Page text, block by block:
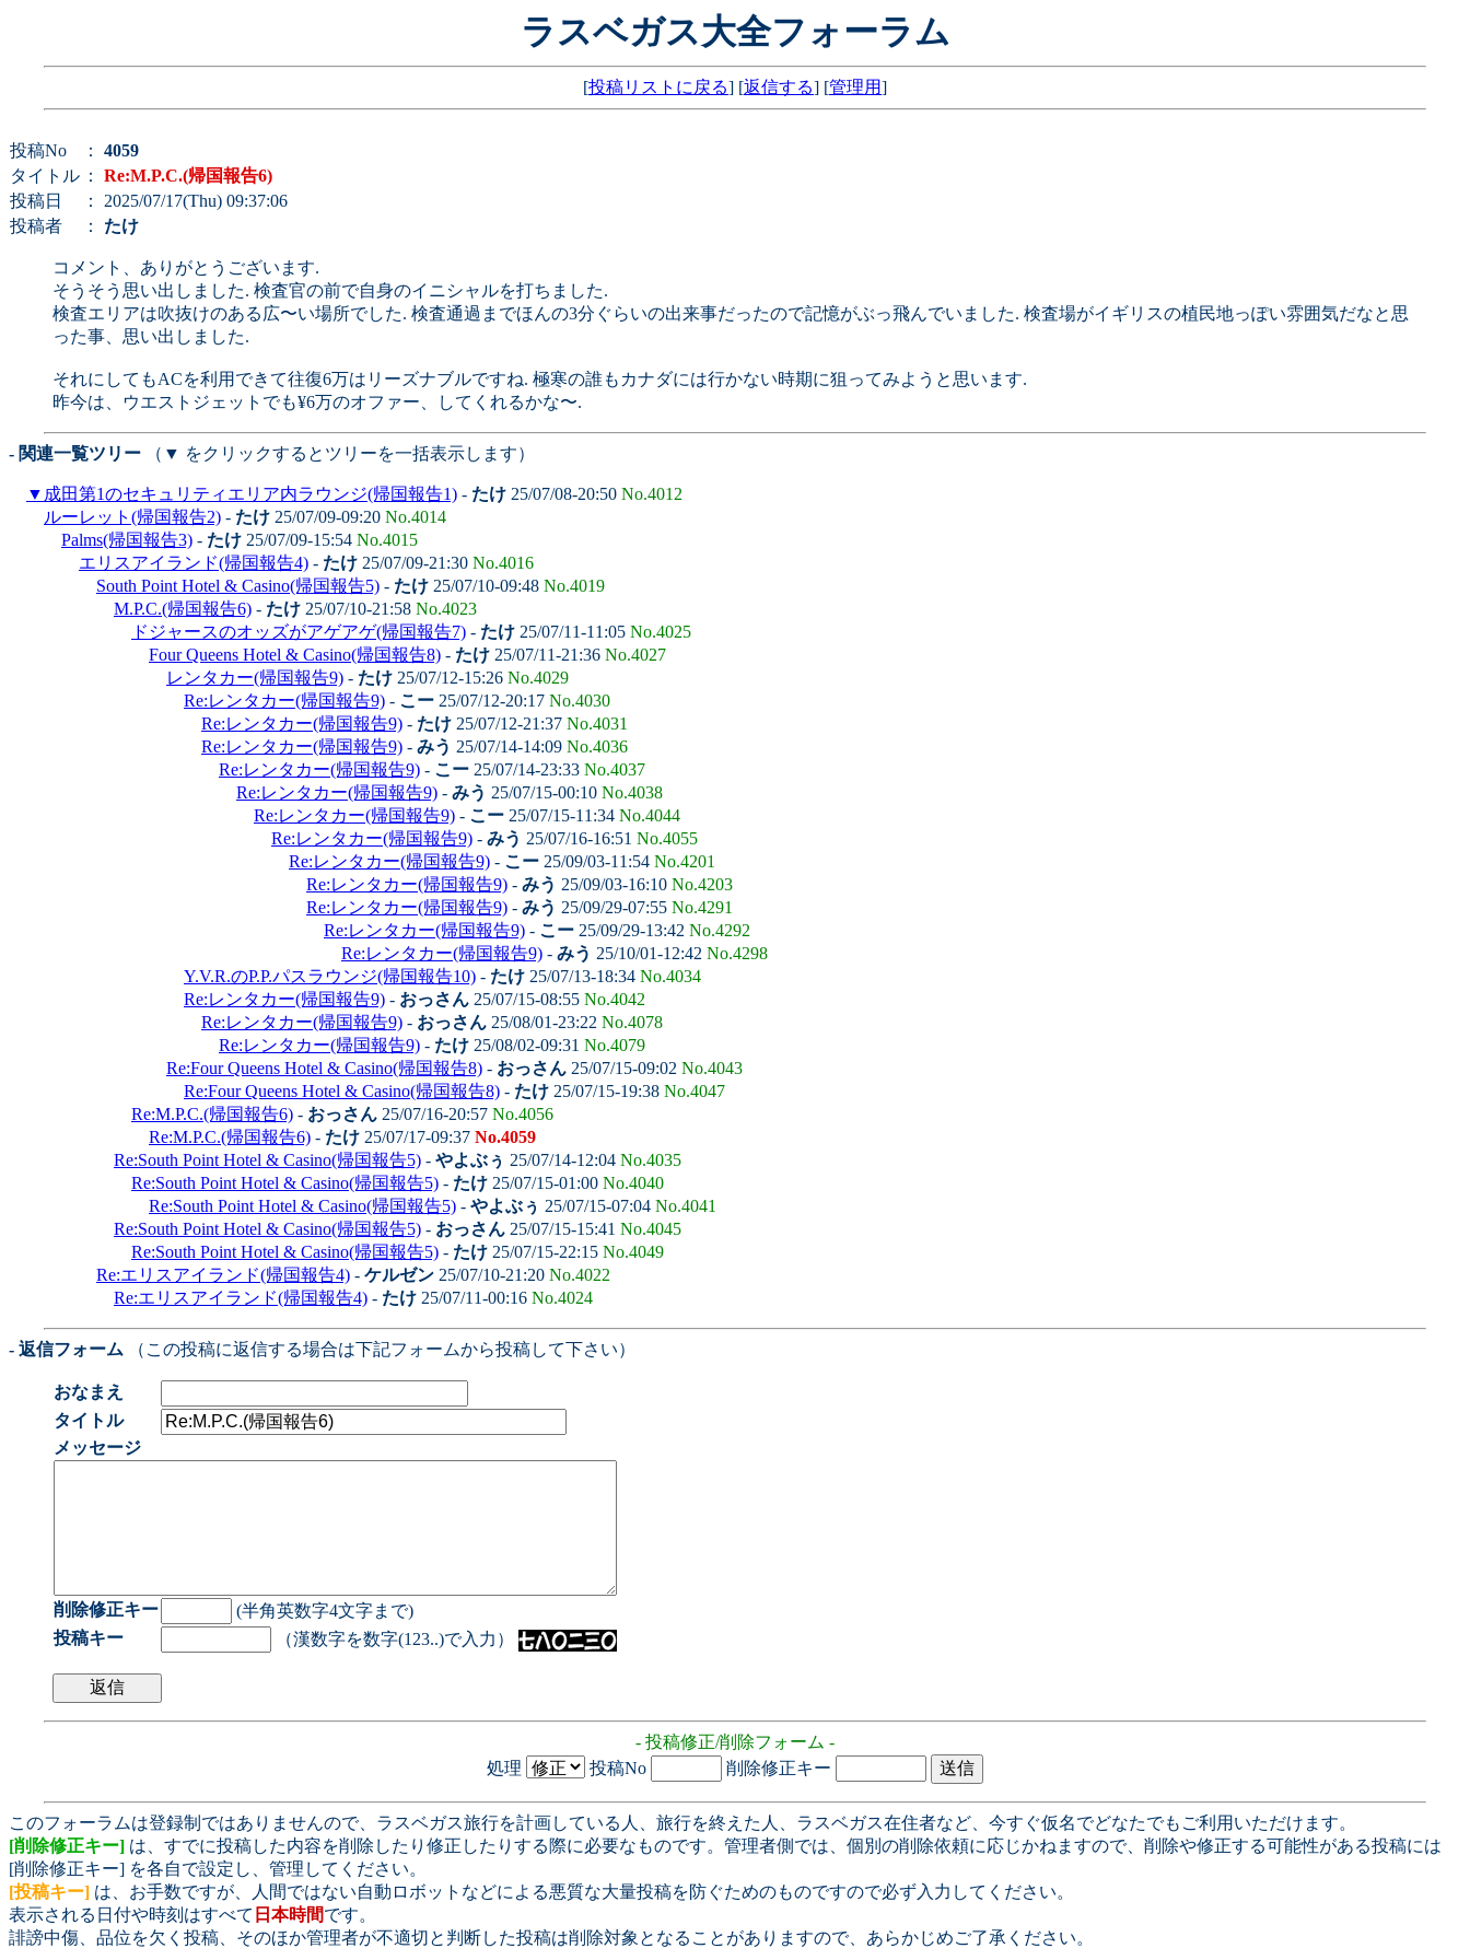
ラスベガス大全フォーラム
[投稿リストに戻る] [返信する] [管理用]
投稿No ： 4059
タイトル ： Re:M.P.C.(帰国報告6)
投稿日
： 2025/07/17(Thu) 09:37:06
投稿者
： たけ
コメント、ありがとうございます.
そうそう思い出しました. 検査官の前で自身のイニシャルを打ちました.
検査エリアは吹抜けのある広〜い場所でした. 検査通過までほんの3分ぐらいの出来事だったので記憶がぶっ飛んでいました. 検査場がイギリスの植民地っぽい雰囲気だなと思
った事、思い出しました.
それにしてもACを利用できて往復6万はリーズナブルですね. 極寒の誰もカナダには行かない時期に狙ってみようと思います.
昨今は、ウエストジェットでも¥6万のオファー、してくれるかな〜.
- 関連一覧ツリー （▼ をクリックするとツリーを一括表示します）
▼ 成田第1のセキュリティエリア内ラウンジ(帰国報告1) - たけ 25/07/08-20:50 No.4012
ルーレット(帰国報告2) - たけ 25/07/09-09:20 No.4014
Palms(帰国報告3) - たけ 25/07/09-15:54 No.4015
エリスアイランド(帰国報告4) - たけ 25/07/09-21:30 No.4016
South Point Hotel & Casino(帰国報告5) - たけ 25/07/10-09:48 No.4019
M.P.C.(帰国報告6) - たけ 25/07/10-21:58 No.4023
ドジャースのオッズがアゲアゲ(帰国報告7) - たけ 25/07/11-11:05 No.4025
Four Queens Hotel & Casino(帰国報告8) - たけ 25/07/11-21:36 No.4027
レンタカー(帰国報告9) - たけ 25/07/12-15:26 No.4029
Re:レンタカー(帰国報告9) - こー 25/07/12-20:17 No.4030
Re:レンタカー(帰国報告9) - たけ 25/07/12-21:37 No.4031
Re:レンタカー(帰国報告9) - みう 25/07/14-14:09 No.4036
Re:レンタカー(帰国報告9) - こー 25/07/14-23:33 No.4037
Re:レンタカー(帰国報告9) - みう 25/07/15-00:10 No.4038
Re:レンタカー(帰国報告9) - こー 25/07/15-11:34 No.4044
Re:レンタカー(帰国報告9) - みう 25/07/16-16:51 No.4055
Re:レンタカー(帰国報告9) - こー 25/09/03-11:54 No.4201
Re:レンタカー(帰国報告9) - みう 25/09/03-16:10 No.4203
Re:レンタカー(帰国報告9) - みう 25/09/29-07:55 No.4291
Re:レンタカー(帰国報告9) - こー 25/09/29-13:42 No.4292
Re:レンタカー(帰国報告9) - みう 25/10/01-12:42 No.4298
Y.V.R.のP.P.パスラウンジ(帰国報告10) - たけ 25/07/13-18:34 No.4034
Re:レンタカー(帰国報告9) - おっさん 25/07/15-08:55 No.4042
Re:レンタカー(帰国報告9) - おっさん 25/08/01-23:22 No.4078
Re:レンタカー(帰国報告9) - たけ 25/08/02-09:31 No.4079
Re:Four Queens Hotel & Casino(帰国報告8) - おっさん 25/07/15-09:02 No.4043
Re:Four Queens Hotel & Casino(帰国報告8) - たけ 25/07/15-19:38 No.4047
Re:M.P.C.(帰国報告6) - おっさん 25/07/16-20:57 No.4056
Re:M.P.C.(帰国報告6) - たけ 25/07/17-09:37 No.4059
Re:South Point Hotel & Casino(帰国報告5) - やよぶぅ 25/07/14-12:04 No.4035
Re:South Point Hotel & Casino(帰国報告5) - たけ 25/07/15-01:00 No.4040
Re:South Point Hotel & Casino(帰国報告5) - やよぶぅ 25/07/15-07:04 No.4041
Re:South Point Hotel & Casino(帰国報告5) - おっさん 25/07/15-15:41 No.4045
Re:South Point Hotel & Casino(帰国報告5) - たけ 25/07/15-22:15 No.4049
Re:エリスアイランド(帰国報告4) - ケルゼン 25/07/10-21:20 No.4022
Re:エリスアイランド(帰国報告4) - たけ 25/07/11-00:16 No.4024
- 返信フォーム （この投稿に返信する場合は下記フォームから投稿して下さい）
おなまえ
タイトル
メッセージ
削除修正キー
(半角英数字4文字まで)
投稿キー
（漢数字を数字(123..)で入力）
- 投稿修正/削除フォーム -
処理
投稿No 削除修正キー
このフォーラムは登録制ではありませんので、ラスベガス旅行を計画している人、旅行を終えた人、ラスベガス在住者など、今すぐ仮名でどなたでもご利用いただけます。
[削除修正キー] は、すでに投稿した内容を削除したり修正したりする際に必要なものです。管理者側では、個別の削除依頼に応じかねますので、削除や修正する可能性がある投稿には
[削除修正キー] を各自で設定し、管理してください。
[投稿キー] は、お手数ですが、人間ではない自動ロボットなどによる悪質な大量投稿を防ぐためのものですので必ず入力してください。
表示される日付や時刻はすべて 日本時間です。
誹謗中傷、品位を欠く投稿、そのほか管理者が不適切と判断した投稿は削除対象となることがありますので、あらかじめご了承ください。